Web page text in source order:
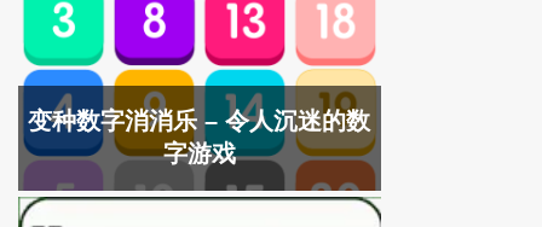
变种数字消消乐 – 令人沉迷的数
字游戏